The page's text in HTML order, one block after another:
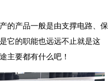
的产品一般是由支撑电路、保
它的职能也远远不止就是这
主要都有什么吧！